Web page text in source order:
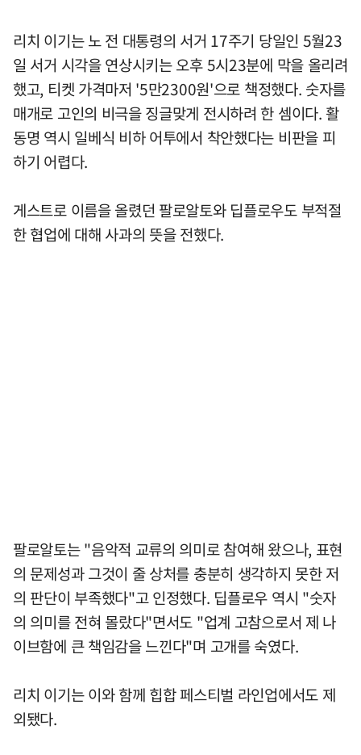
리치 이기는 노 전 대통령의 서거 17주기 당일인 5월23
일 서거 시각을 연상시키는 오후 5시23분에 막을 올리려
했고, 티켓 가격마저 '5만2300원'으로 책정했다. 숫자를
매개로 고인의 비극을 징글맞게 전시하려 한 셈이다. 활
동명 역시 일베식 비하 어투에서 착안했다는 비판을 피
하기 어렵다.
게스트로 이름을 올렸던 팔로알토와 딥플로우도 부적절
한 협업에 대해 사과의 뜻을 전했다.
팔로알토는 "음악적 교류의 의미로 참여해 왔으나, 표현
의 문제성과 그것이 줄 상처를 충분히 생각하지 못한 저
의 판단이 부족했다"고 인정했다. 딥플로우 역시 "숫자
의 의미를 전혀 몰랐다"면서도 "업계 고참으로서 제 나
이브함에 큰 책임감을 느낀다"며 고개를 숙였다.
리치 이기는 이와 함께 힙합 페스티벌 라인업에서도 제
외됐다.